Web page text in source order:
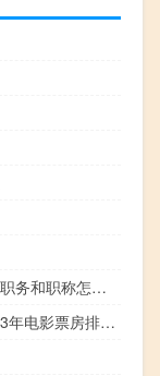
个体户职务职称怎么填（职务和职称怎么填）
深海电影票房排行榜 2023年电影票房排行榜前十名